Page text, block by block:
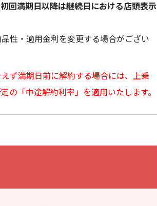
回満期日以降は継続日における店頭表示
性・適用金利を変更する場合がござい
ず満期日前に解約する場合には、上乗
の「中途解約利率」を適用いたします。